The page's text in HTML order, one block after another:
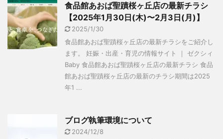
食品館あおば聖蹟桜ヶ丘店の最新チラシ
【2025年1月30日(木)〜2月3日(月)】
2025/1/30
食品館あおば聖蹟桜ヶ丘店の最新チラシをご紹介し
ます。 妊娠・出産・育児の情報サイト ｜ ゼクシィ
Baby 食品館あおば聖蹟桜ヶ丘店の最新チラシ 食品
館あおば聖蹟桜ヶ丘店の最新のチラシ期間は2025
年1 ...
ブログ執筆環境について
2024/12/8